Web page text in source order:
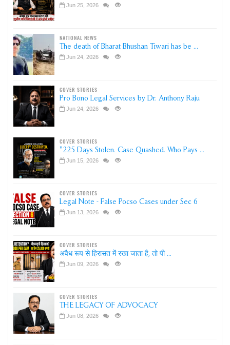
Jun 25, 2026
NATIONAL NEWS
The death of Bharat Bhushan Tiwari has be ...
Jun 24, 2026
COVER STORIES
Pro Bono Legal Services by Dr. Anthony Raju
Jun 24, 2026
COVER STORIES
"225 Days Stolen. Case Quashed. Who Pays ...
Jun 15, 2026
COVER STORIES
Legal Note - False Pocso Cases under Sec 6
Jun 13, 2026
COVER STORIES
अवैध रूप से हिरासत में रखा जाता है, तो पी ...
Jun 09, 2026
COVER STORIES
THE LEGACY OF ADVOCACY
Jun 08, 2026